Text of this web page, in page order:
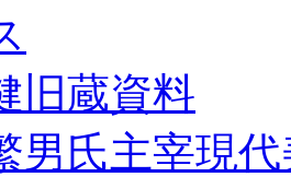
旧蔵資料
男氏主宰現